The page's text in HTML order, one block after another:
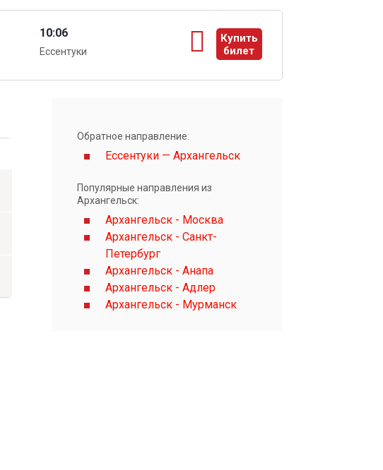
10:06
Ессентуки
Купить
билет
ы
Обратное направление:
Ессентуки — Архангельск
Популярные направления из
Архангельск:
Архангельск - Москва
Архангельск - Санкт-
Петербург
Архангельск - Анапа
Архангельск - Адлер
Архангельск - Мурманск